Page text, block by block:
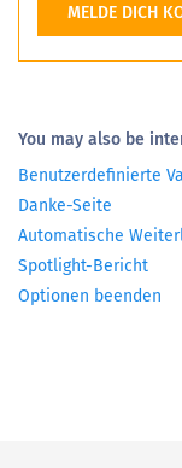
MELDE DICH
You may also be
Benutzerdefinierte
Danke-Seite
Automatische
Spotlight-Bericht
Optionen beenden